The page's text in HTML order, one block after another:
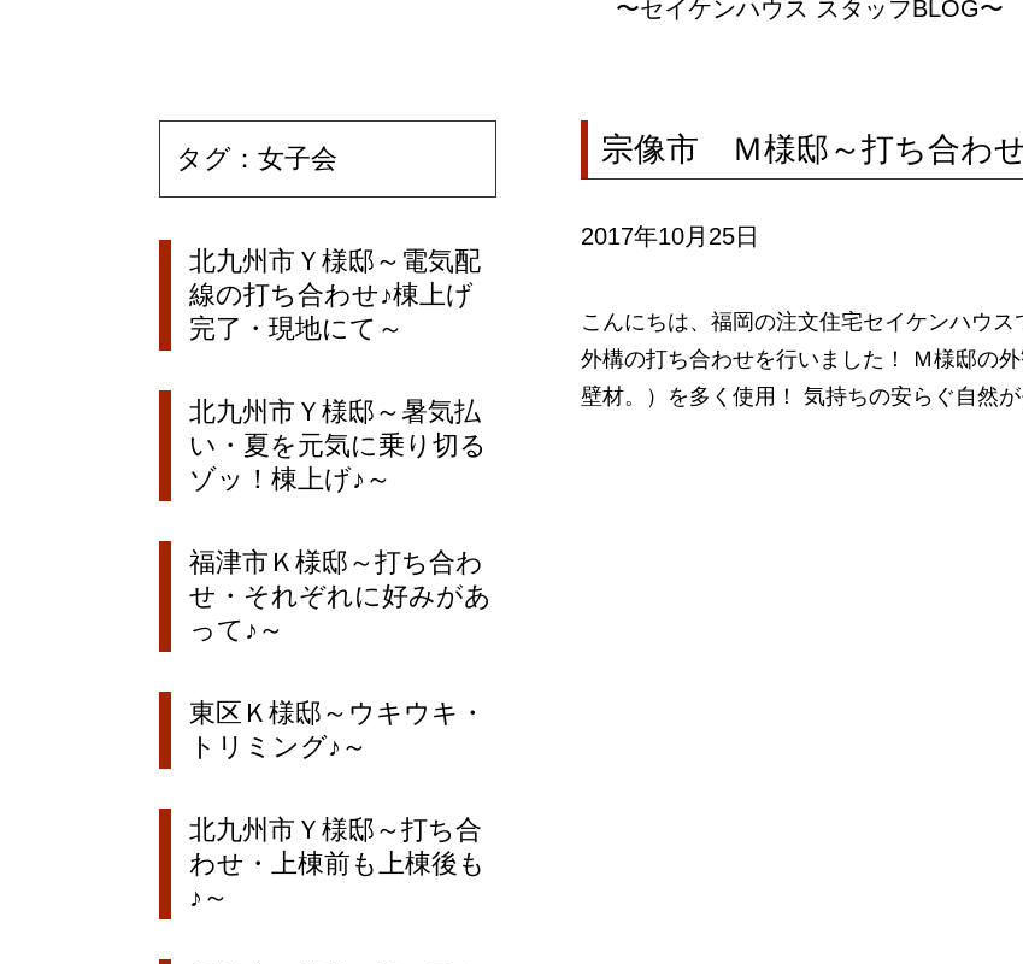
〜セイケンハウス スタッフBLOG〜
宗像市 Ｍ様邸～打ち合わ
2017年10月25日
こんにちは、福岡の注文住宅セイケンハウ
外構の打ち合わせを行いました！ Ｍ様邸の
壁材。）を多く使用！ 気持ちの安らぐ自然
タグ：女子会
北九州市Ｙ様邸～電気配
線の打ち合わせ♪棟上げ
完了・現地にて～
北九州市Ｙ様邸～暑気払
い・夏を元気に乗り切る
ゾッ！棟上げ♪～
福津市Ｋ様邸～打ち合わ
せ・それぞれに好みがあ
って♪～
東区Ｋ様邸～ウキウキ・
トリミング♪～
北九州市Ｙ様邸～打ち合
わせ・上棟前も上棟後も
♪～